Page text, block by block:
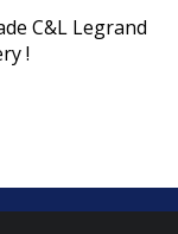
C&L Legrand
!